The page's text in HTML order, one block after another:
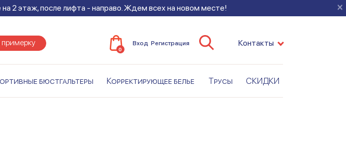
×
2 этаж, после лифта - направо. Ждем всех на новом месте!
примерку
0
Вход Регистрация Контакты
бюстгальтеры Корректирующее белье Трусы СКИДКИ